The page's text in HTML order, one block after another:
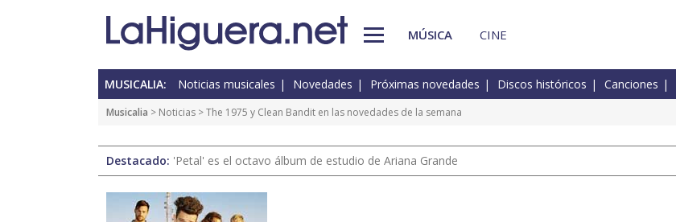
MÚSICA CINE
MUSICALIA: Noticias musicales Novedades Próximas novedades Discos históricos Canciones
Musicalia > Noticias > The 1975 y Clean Bandit en las novedades de la semana
Destacado: 'Petal' es el octavo álbum de estudio de Ariana Grande